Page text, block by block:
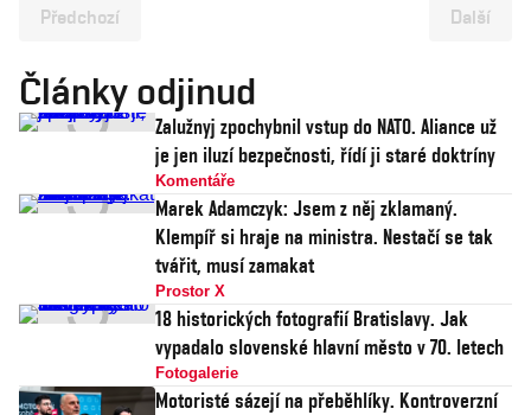
Předchozí Další
Články odjinud
Zalužnyj zpochybnil vstup do NATO. Aliance už
je jen iluzí bezpečnosti, řídí ji staré doktríny
Komentáře
Marek Adamczyk: Jsem z něj zklamaný.
Klempíř si hraje na ministra. Nestačí se tak
tvářit, musí zamakat
Prostor X
18 historických fotografií Bratislavy. Jak
vypadalo slovenské hlavní město v 70. letech
Fotogalerie
Motoristé sázejí na přeběhlíky. Kontroverzní